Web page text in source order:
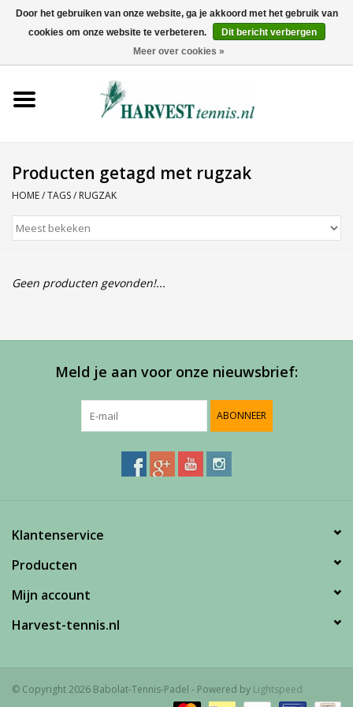
0 Artikelen - €0,00
Tenniskleding
Snaren
Blog
Producten getagd met rugzak
HOME/TAGS/ RUGZAK
Geen producten gevonden!...
Meld je aan voor onze nieuwsbrief:
ABONNEER
Klantenservice
Producten
Mijn account
Harvest-tennis.nl
© Copyright 2026 Babolat-Tennis-Padel - Powered by Lightspeed
Door het gebruiken van onze website, ga je akkoord met het gebruik van
cookies om onze website te verbeteren.
Dit bericht verbergen
Meer over cookies »